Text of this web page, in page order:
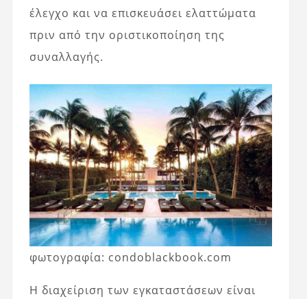
έλεγχο και να επισκευάσει ελαττώματα
πριν από την οριστικοποίηση της
συναλλαγής.
φωτογραφία: condoblackbook.com
Η διαχείριση των εγκαταστάσεων είναι